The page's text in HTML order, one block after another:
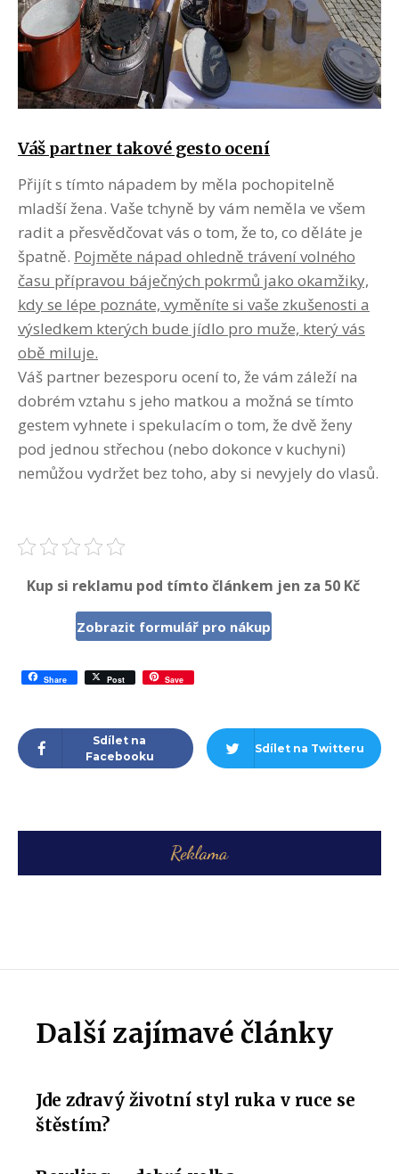
Váš partner takové gesto ocení
Přijít s tímto nápadem by měla pochopitelně
mladší žena. Vaše tchyně by vám neměla ve všem
radit a přesvědčovat vás o tom, že to, co děláte je
špatně. Pojměte nápad ohledně trávení volného
času přípravou báječných pokrmů jako okamžiky,
kdy se lépe poznáte, vyměníte si vaše zkušenosti a
výsledkem kterých bude jídlo pro muže, který vás
obě miluje.
Váš partner bezesporu ocení to, že vám záleží na
dobrém vztahu s jeho matkou a možná se tímto
gestem vyhnete i spekulacím o tom, že dvě ženy
pod jednou střechou (nebo dokonce v kuchyni)
nemůžou vydržet bez toho, aby si nevyjely do vlasů.
Kup si reklamu pod tímto článkem jen za 50 Kč
Zobrazit formulář pro nákup
Share Post Save
Sdílet na
Facebooku
Sdílet na Twitteru
Další zajímavé články
Jde zdravý životní styl ruka v ruce se
štěstím?